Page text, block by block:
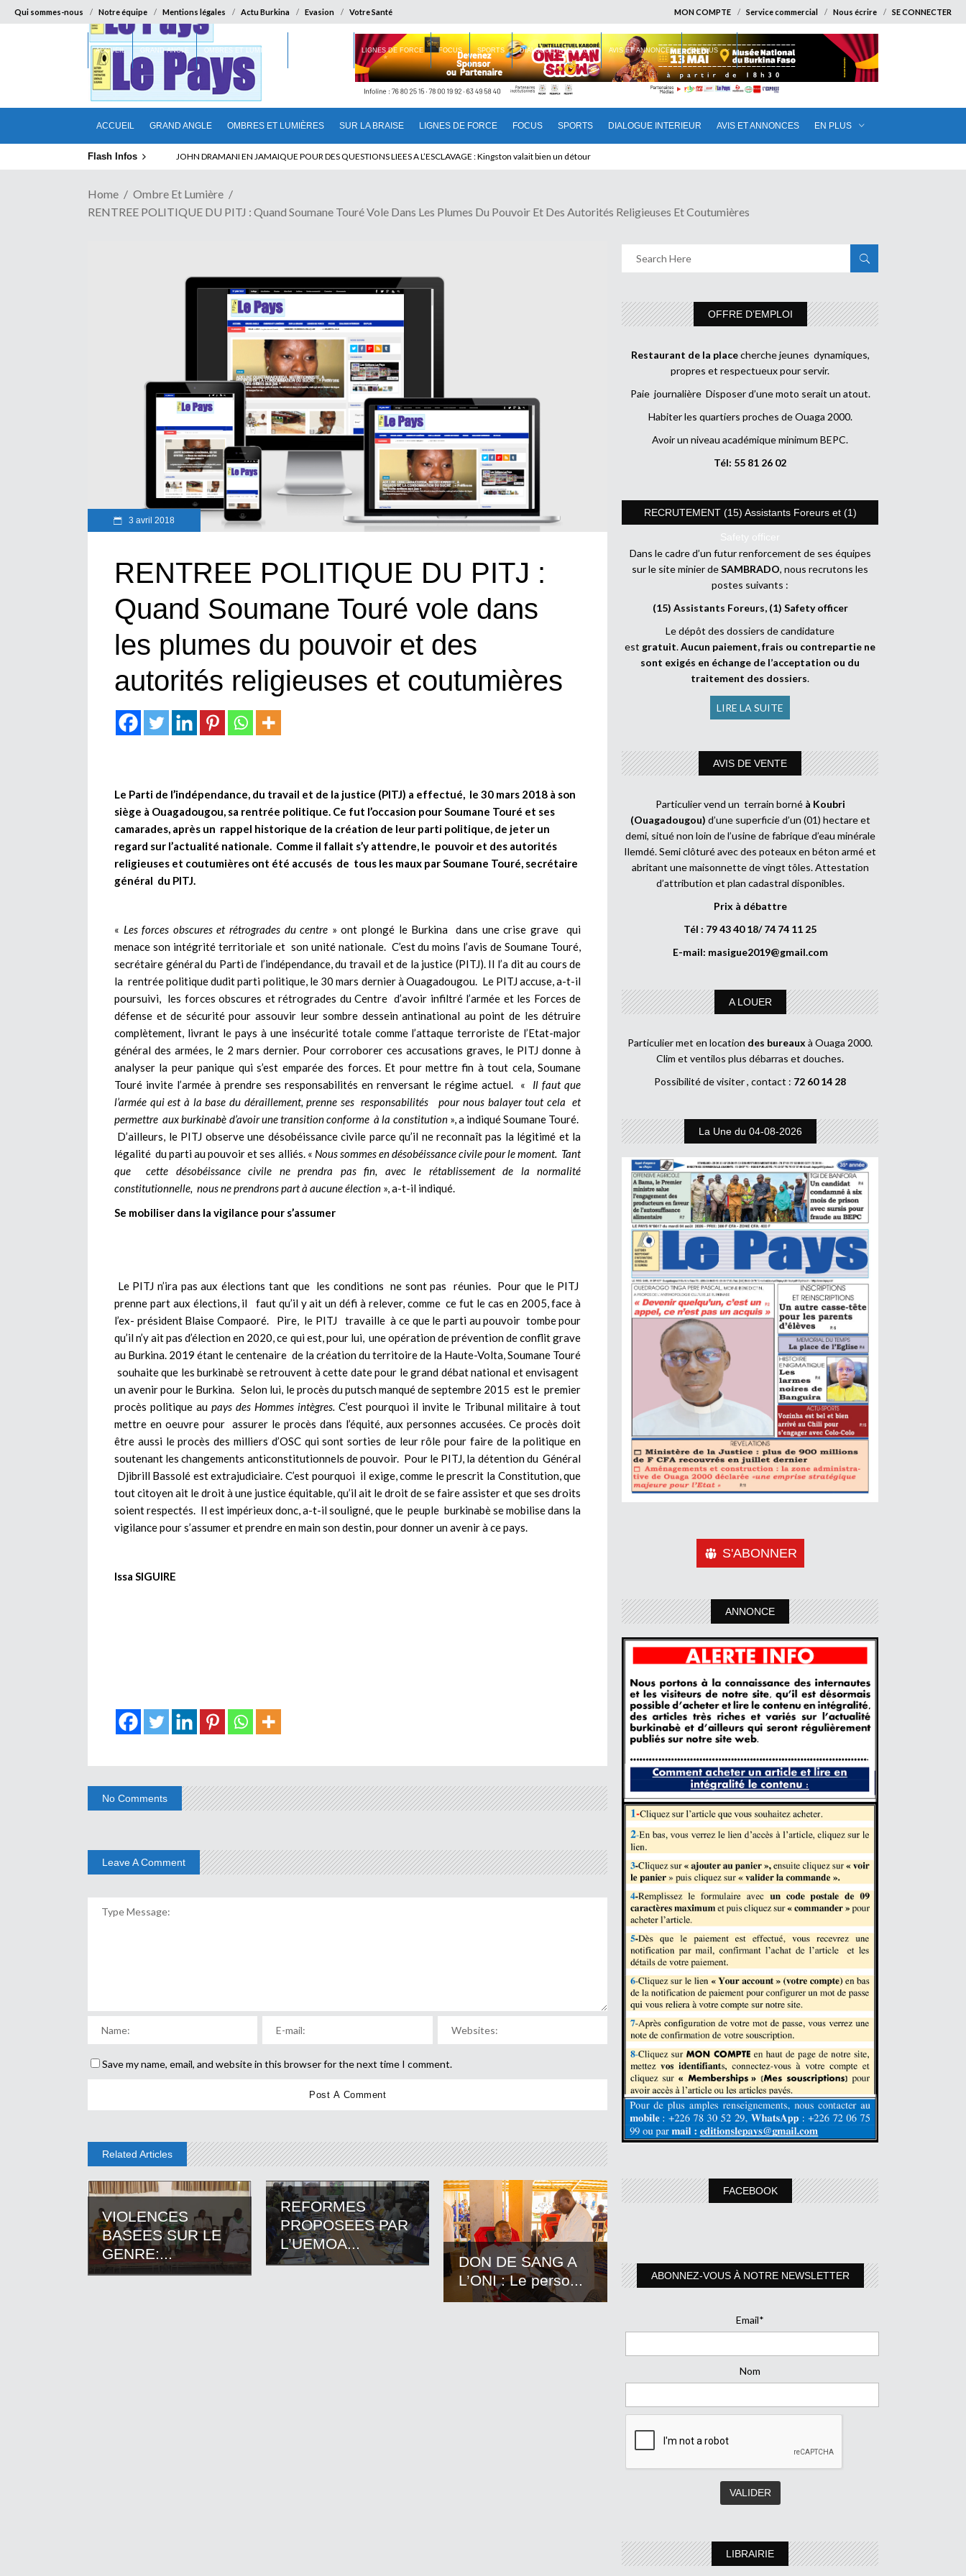
Qui sommes-nous Notre équipe Mentions légales Actu Burkina Evasion Votre Santé MON COMPTE Service commercial Nous écrire SE CONNECTER
ACCUEIL GRAND ANGLE OMBRES ET LUMIÈRES SUR LA BRAISE LIGNES DE FORCE FOCUS SPORTS DIALOGUE INTERIEUR AVIS ET ANNONCES EN PLUS
ACCUEIL GRAND ANGLE OMBRES ET LUMIÈRES LIGNES DE FORCE FOCUS SPORTS DIALOGUE INTERIEUR AVIS ET ANNONCES EN PLUS
Flash Infos ELECTION DE TALON A LA TETE DU SENAT BENINOIS : Quand Patrice quitte le pouvoir sans partir !
Home
Ombre Et Lumière
RENTREE POLITIQUE DU PITJ : Quand Soumane Touré Vole Dans Les Plumes Du Pouvoir Et Des Autorités Religieuses Et Coutumières
3 avril 2018
RENTREE POLITIQUE DU PITJ :
Quand Soumane Touré vole dans
les plumes du pouvoir et des
autorités religieuses et coutumières
Le Parti de l’indépendance, du travail et de la justice (PITJ) a effectué, le 30 mars 2018 à son
siège à Ouagadougou, sa rentrée politique. Ce fut l’occasion pour Soumane Touré et ses
camarades, après un rappel historique de la création de leur parti politique, de jeter un
regard sur l’actualité nationale. Comme il fallait s’y attendre, le pouvoir et des autorités
religieuses et coutumières ont été accusés de tous les maux par Soumane Touré, secrétaire
général du PITJ.
« Les forces obscures et rétrogrades du centre » ont plongé le Burkina dans une crise grave qui
menace son intégrité territoriale et son unité nationale. C’est du moins l’avis de Soumane Touré,
secrétaire général du Parti de l’indépendance, du travail et de la justice (PITJ). Il l’a dit au cours de
la rentrée politique dudit parti politique, le 30 mars dernier à Ouagadougou. Le PITJ accuse, a-t-il
poursuivi, les forces obscures et rétrogrades du Centre d’avoir infiltré l’armée et les Forces de
défense et de sécurité pour assouvir leur sombre dessein antinational au point de les détruire
complètement, livrant le pays à une insécurité totale comme l’attaque terroriste de l’Etat-major
général des armées, le 2 mars dernier. Pour corroborer ces accusations graves, le PITJ donne à
analyser la peur panique qui s’est emparée des forces. Et pour mettre fin à tout cela, Soumane
Touré invite l’armée à prendre ses responsabilités en renversant le régime actuel. « Il faut que
l’armée qui est à la base du déraillement, prenne ses responsabilités pour nous balayer tout cela et
permettre aux burkinabè d’avoir une transition conforme à la constitution», a indiqué Soumane Touré.
D’ailleurs, le PITJ observe une désobéissance civile parce qu’il ne reconnaît pas la légitimé et la
légalité du parti au pouvoir et ses alliés. « Nous sommes en désobéissance civile pour le moment. Tant
que cette désobéissance civile ne prendra pas fin, avec le rétablissement de la normalité
constitutionnelle, nous ne prendrons part à aucune élection », a-t-il indiqué.
Se mobiliser dans la vigilance pour s’assumer
Le PITJ n’ira pas aux élections tant que les conditions ne sont pas réunies. Pour que le PITJ
prenne part aux élections, il faut qu’il y ait un défi à relever, comme ce fut le cas en 2005, face à
l’ex- président Blaise Compaoré. Pire, le PITJ travaille à ce que le parti au pouvoir tombe pour
qu’il n’y ait pas d’élection en 2020, ce qui est, pour lui, une opération de prévention de conflit grave
au Burkina. 2019 étant le centenaire de la création du territoire de la Haute-Volta, Soumane Touré
souhaite que les burkinabè se retrouvent à cette date pour le grand débat national et envisagent
un avenir pour le Burkina. Selon lui, le procès du putsch manqué de septembre 2015 est le premier
procès politique au pays des Hommes intègres. C’est pourquoi il invite le Tribunal militaire à tout
mettre en oeuvre pour assurer le procès dans l’équité, aux personnes accusées. Ce procès doit
être aussi le procès des milliers d’OSC qui sont sorties de leur rôle pour faire de la politique en
soutenant les changements anticonstitutionnels de pouvoir. Pour le PITJ, la détention du Général
Djibrill Bassolé est extrajudiciaire. C’est pourquoi il exige, comme le prescrit la Constitution, que
tout citoyen ait le droit à une justice équitable, qu’il ait le droit de se faire assister et que ses droits
soient respectés. Il est impérieux donc, a-t-il souligné, que le peuple burkinabè se mobilise dans la
vigilance pour s’assumer et prendre en main son destin, pour donner un avenir à ce pays.
Issa SIGUIRE
No Comments
Leave A Comment
Save my name, email, and website in this browser for the next time I comment.
Related Articles
VIOLENCES
BASEES SUR LE
GENRE:...
REFORMES
PROPOSEES PAR
L’UEMOA...
DON DE SANG A
L’ONI : Le perso...
OFFRE D’EMPLOI
Restaurant de la placecherche jeunes dynamiques,
propres et respectueux pour servir.
Paie journalière Disposer d’une moto serait un atout.
Habiter les quartiers proches de Ouaga 2000.
Avoir un niveau académique minimum BEPC.
Tél: 55 81 26 02
RECRUTEMENT (15) Assistants Foreurs et (1)
Safety officer
Dans le cadre d’un futur renforcement de ses équipes
sur le site minier deSAMBRADO, nous recrutons les
postes suivants :
(15) Assistants Foreurs, (1) Safety officer
Le dépôt des dossiers de candidature
est gratuit.Aucun paiement, frais ou contrepartie ne
sont exigés en échange de l’acceptation ou du
traitement des dossiers.
LIRE LA SUITE
AVIS DE VENTE
Particulier vend un terrain borné à Koubri
(Ouagadougou) d’une superficie d’un (01) hectare et
demi, situé non loin de l’usine de fabrique d’eau minérale
Ilemdé. Semi clôturé avec des poteaux en béton armé et
abritant une maisonnette de vingt tôles. Attestation
d’attribution et plan cadastral disponibles.
Prix à débattre
Tél : 79 43 40 18/ 74 74 11 25
E-mail: masigue2019@gmail.com
A LOUER
Particulier met en location des bureaux à Ouaga 2000.
Clim et ventilos plus débarras et douches.
Possibilité de visiter , contact : 72 60 14 28
La Une du 04-08-2026
S'ABONNER
ANNONCE
FACEBOOK
ABONNEZ-VOUS À NOTRE NEWSLETTER
Email*
Nom
LIBRAIRIE